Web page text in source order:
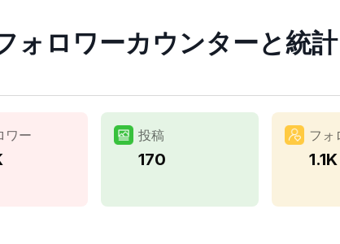
ロワーカウンターと統計
ワー 投稿
170
フォ
1.1K